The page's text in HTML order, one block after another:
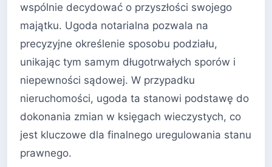
wspólnie decydować o przyszłości swojego
majątku. Ugoda notarialna pozwala na
precyzyjne określenie sposobu podziału,
unikając tym samym długotrwałych sporów i
niepewności sądowej. W przypadku
nieruchomości, ugoda ta stanowi podstawę do
dokonania zmian w księgach wieczystych, co
jest kluczowe dla finalnego uregulowania stanu
prawnego.